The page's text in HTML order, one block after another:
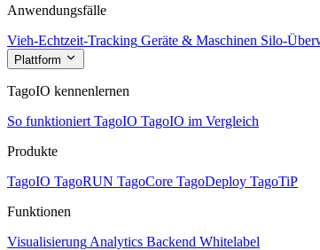
Anwendungsfälle
Vieh-Echtzeit-Tracking Geräte & Maschinen Silo-
Plattform
TagoIO kennenlernen
So funktioniert TagoIO TagoIO im Vergleich
Produkte
TagoIO TagoRUN TagoCore TagoDeploy TagoTiP
Funktionen
Visualisierung Analytics Backend Whitelabel